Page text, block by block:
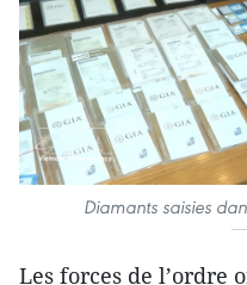
Diamants saisies
Les forces de l’ordre